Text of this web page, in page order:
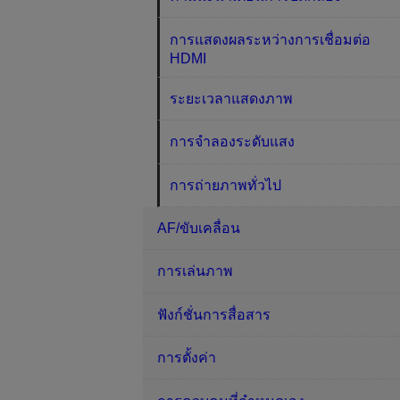
การแสดงผลระหว่างการเชื่อมต่อ
HDMI
ระยะเวลาแสดงภาพ
การจำลองระดับแสง
การถ่ายภาพทั่วไป
AF/ขับเคลื่อน
การเล่นภาพ
ฟังก์ชั่นการสื่อสาร
การตั้งค่า